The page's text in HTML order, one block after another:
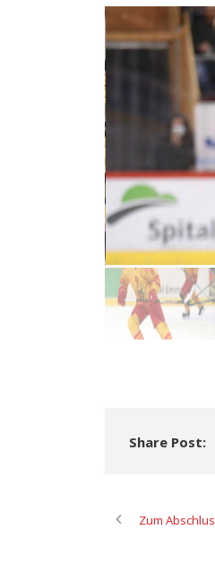
Share Post:
Zum